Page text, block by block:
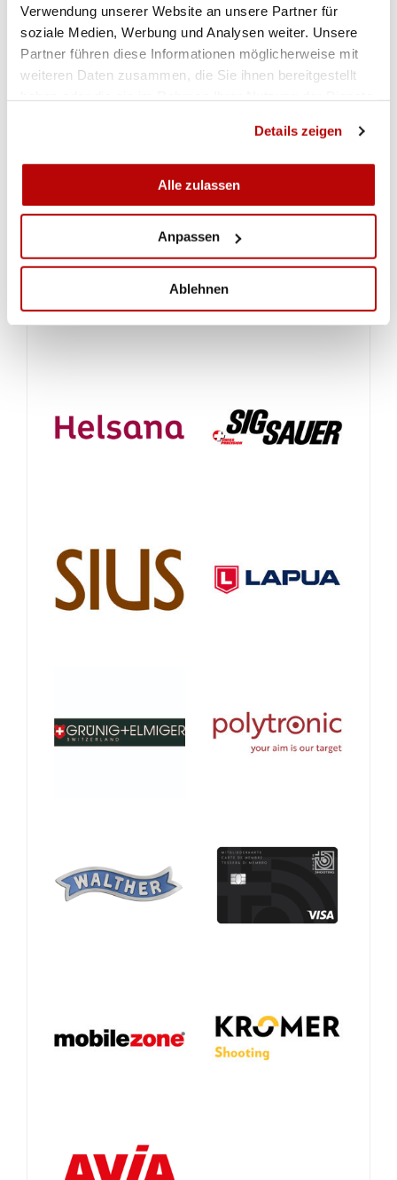
Verwendung unserer Website an unsere Partner für
soziale Medien, Werbung und Analysen weiter. Unsere
Partner führen diese Informationen möglicherweise mit
weiteren Daten zusammen, die Sie ihnen bereitgestellt
Details zeigen
Alle zulassen
Anpassen
Ablehnen
DOWNLOADS
GLARNER SOMMERCUP AUFLAGE